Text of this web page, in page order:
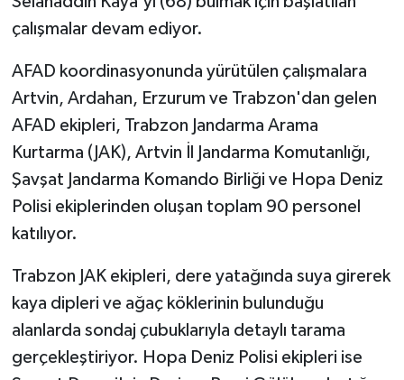
çalışmalar devam ediyor.
AFAD koordinasyonunda yürütülen çalışmalara
Artvin, Ardahan, Erzurum ve Trabzon'dan gelen
AFAD ekipleri, Trabzon Jandarma Arama
Kurtarma (JAK), Artvin İl Jandarma Komutanlığı,
Şavşat Jandarma Komando Birliği ve Hopa Deniz
Polisi ekiplerinden oluşan toplam 90 personel
katılıyor.
Trabzon JAK ekipleri, dere yatağında suya girerek
kaya dipleri ve ağaç köklerinin bulunduğu
alanlarda sondaj çubuklarıyla detaylı tarama
gerçekleştiriyor. Hopa Deniz Polisi ekipleri ise